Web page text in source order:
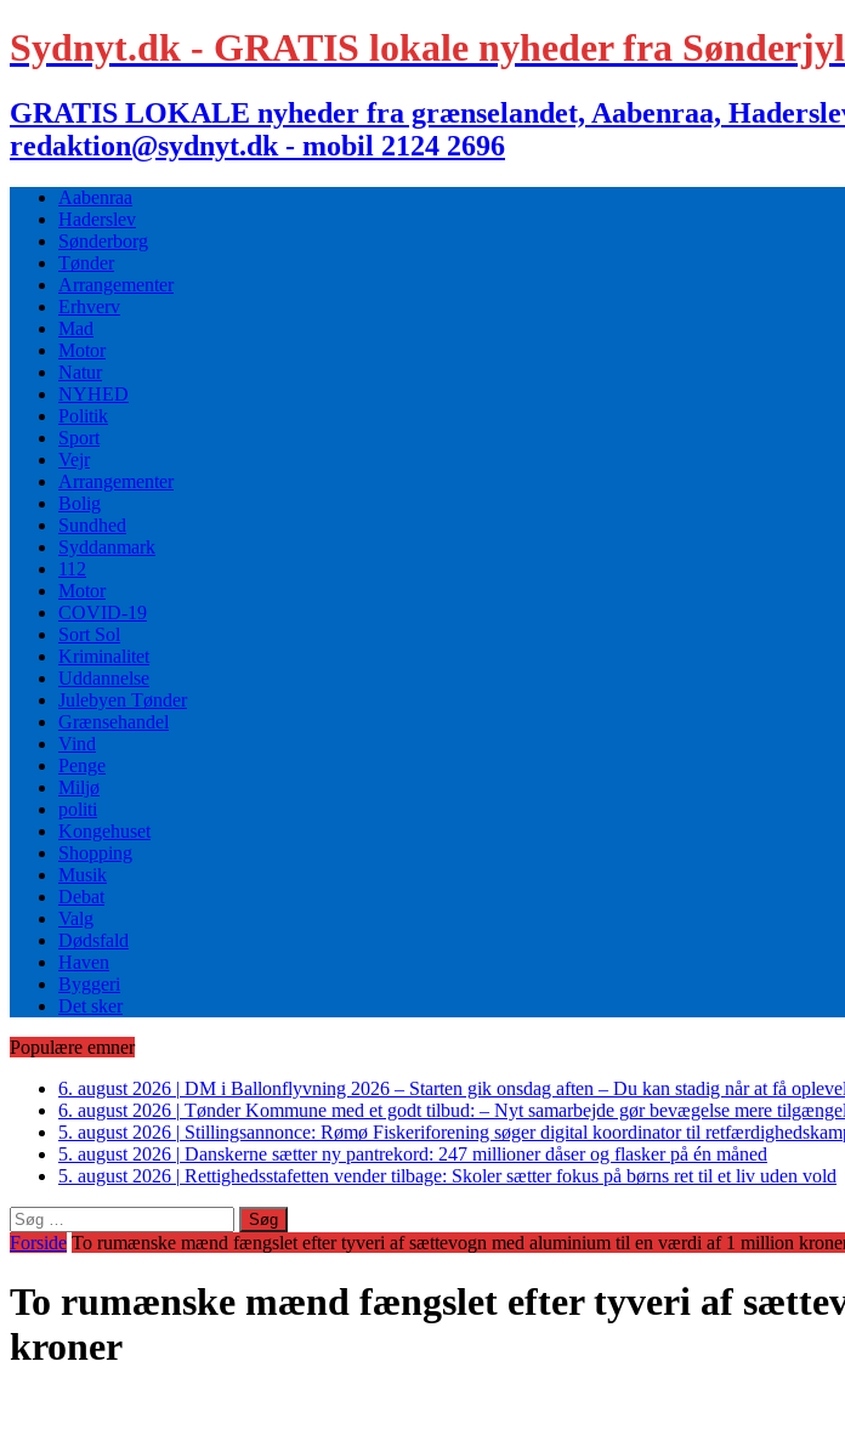
Sydnyt.dk - GRATIS lokale nyheder fra
GRATIS LOKALE nyheder fra grænselandet, Aabenraa,
redaktion@sydnyt.dk - mobil 2124 2696
Aabenraa
Haderslev
Sønderborg
Tønder
Arrangementer
Erhverv
Mad
Motor
Natur
NYHED
Politik
Sport
Vejr
Arrangementer
Bolig
Sundhed
Syddanmark
112
Motor
COVID-19
Sort Sol
Kriminalitet
Uddannelse
Julebyen Tønder
Grænsehandel
Vind
Penge
Miljø
politi
Kongehuset
Shopping
Musik
Debat
Valg
Dødsfald
Haven
Byggeri
Det sker
Populære emner
6. august 2026 | DM i Ballonflyvning 2026 – Starten gik onsdag aften – Du kan stadig når at få
6. august 2026 | Tønder Kommune med et godt tilbud: – Nyt samarbejde gør bevægelse mere
5. august 2026 | Stillingsannonce: Rømø Fiskeriforening søger digital koordinator til
5. august 2026 | Danskerne sætter ny pantrekord: 247 millioner dåser og flasker på én måned
5. august 2026 | Rettighedsstafetten vender tilbage: Skoler sætter fokus på børns ret til et liv uden vold
Søg
efter:
Forside To rumænske mænd fængslet efter tyveri af sættevogn med aluminium til en værdi af 1 million
To rumænske mænd fængslet efter tyveri af
kroner